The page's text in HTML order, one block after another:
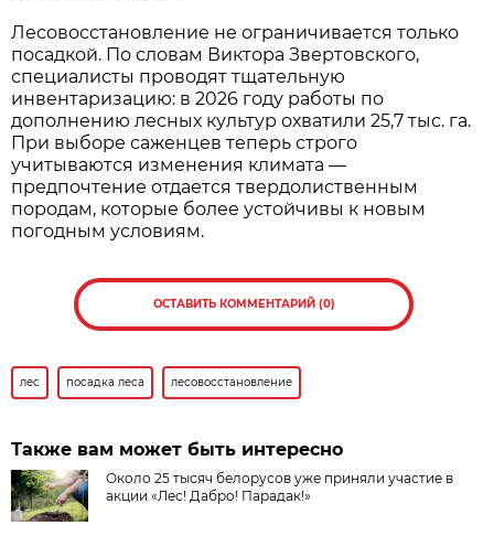
Лесовосстановление не ограничивается только
посадкой. По словам Виктора Звертовского,
специалисты проводят тщательную
инвентаризацию: в 2026 году работы по
дополнению лесных культур охватили 25,7 тыс. га.
При выборе саженцев теперь строго
учитываются изменения климата —
предпочтение отдается твердолиственным
породам, которые более устойчивы к новым
погодным условиям.
ОСТАВИТЬ КОММЕНТАРИЙ (0)
лес посадка леса лесовосстановление
Также вам может быть интересно
Около 25 тысяч белорусов уже приняли участие в
акции «Лес! Дабро! Парадак!»